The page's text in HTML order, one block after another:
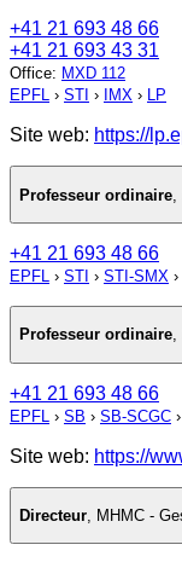
+41 21 693 48 66
+41 21 693 43 31
Office: MXD 112
EPFL › STI › IMX › LP
Site web: https://
Professeur ordinaire
+41 21 693 48 66
EPFL › STI › STI-SMX ›
Professeur ordinaire,
+41 21 693 48 66
EPFL › SB › SB-SCGC ›
Site web: https://
Directeur, MHMC -